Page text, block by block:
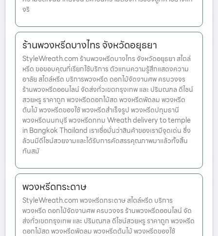
จริ
ร้านพวงหรีดบางไทร จังหวัดอยุธยา
StyleWreath.com ร้านพวงหรีดบางไทร จังหวัดอยุธยา สไตล์
หรีด ขอขอบคุณที่เรียกใช้บริการ ตัวแทนความรู้สึกแสดงความ
อาลัย สไตล์หรีด บริการพวงหรีด ดอกไม้จัดงานศพ ครบวงจร
ร้านพวงหรีดออนไลน์ จัดส่งทั่วเขตกรุงเทพ และ ปริมณฑล ดีไซน์
สวยหรู ราคาถูก พวงหรีดดอกไม้สด พวงหรีดพัดลม พวงหรีด
ต้นไม้ พวงหรีดของใช้ พวงหรีดสำเร็จรูป พวงหรีดปทุมธานี
พวงหรีดนนทบุรี พวงหรีดกทม Wreath delivery to temple
in Bangkok Thailand เราเชื่อมั่นว่าสินค้าของเรามีจุดเด่น ซึ่ง
ล้วนมีดีไซน์สวยงามและได้รับการคัดสรรคุณภาพมาแล้วทั้งสิ้น
ทันสมั
พวงหรีดกระดาษ
StyleWreath.com พวงหรีดกระดาษ สไตล์หรีด บริการ
พวงหรีด ดอกไม้จัดงานศพ ครบวงจร ร้านพวงหรีดออนไลน์ จัด
ส่งทั่วเขตกรุงเทพ และ ปริมณฑล ดีไซน์สวยหรู ราคาถูก พวงหรีด
ดอกไม้สด พวงหรีดพัดลม พวงหรีดต้นไม้ พวงหรีดของใช้